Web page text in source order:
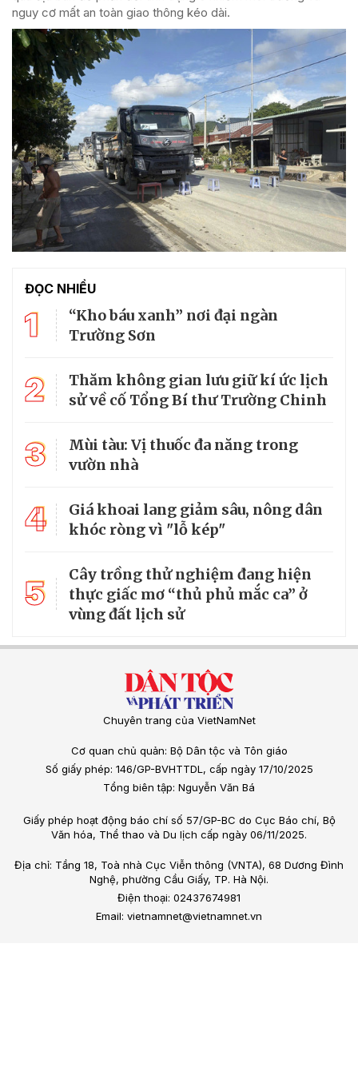
nguy cơ mất an toàn giao thông kéo dài.
ĐỌC NHIỀU
1
“Kho báu xanh” nơi đại ngàn
Trường Sơn
2
Thăm không gian lưu giữ kí ức lịch
sử về cố Tổng Bí thư Trường Chinh
3
Mùi tàu: Vị thuốc đa năng trong
vườn nhà
4
Giá khoai lang giảm sâu, nông dân
khóc ròng vì "lỗ kép"
5
Cây trồng thử nghiệm đang hiện
thực giấc mơ “thủ phủ mắc ca” ở
vùng đất lịch sử
Chuyên trang của VietNamNet
Cơ quan chủ quản: Bộ Dân tộc và Tôn giáo
Số giấy phép: 146/GP-BVHTTDL, cấp ngày 17/10/2025
Tổng biên tập: Nguyễn Văn Bá
Giấy phép hoạt động báo chí số 57/GP-BC do Cục Báo chí, Bộ
Văn hóa, Thể thao và Du lịch cấp ngày 06/11/2025.
Địa chỉ: Tầng 18, Toà nhà Cục Viễn thông (VNTA), 68 Dương Đình
Nghệ, phường Cầu Giấy, TP. Hà Nội.
Điện thoại: 02437674981
Email: vietnamnet@vietnamnet.vn